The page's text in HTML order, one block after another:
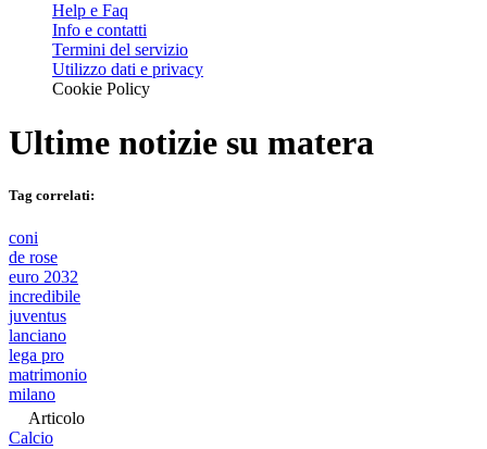
Help e Faq
Info e contatti
Termini del servizio
Utilizzo dati e privacy
Cookie Policy
Ultime notizie su matera
Tag correlati:
coni
de rose
euro 2032
incredibile
juventus
lanciano
lega pro
matrimonio
milano
Articolo
Calcio